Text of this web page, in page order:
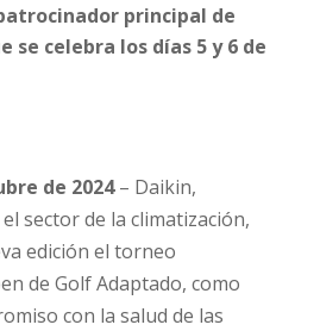
principal de
se celebra los días 5 y 6 de
de 2024– Daikin,
sector de la climatización,
edición el torneo
de Golf Adaptado, como
con la salud de las